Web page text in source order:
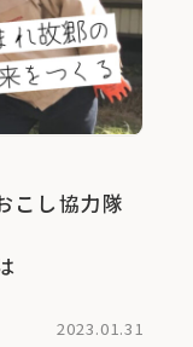
こし協力隊
2023.01.31